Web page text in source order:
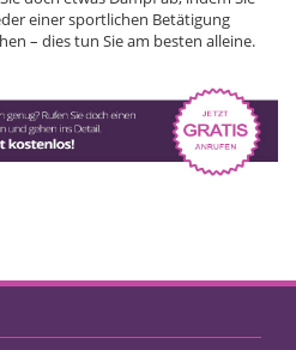
einer sportlichen Betätigung
– dies tun Sie am besten alleine.